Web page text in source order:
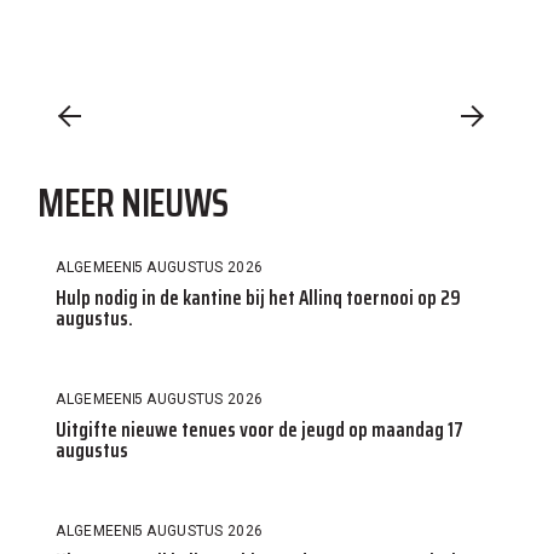
MEER NIEUWS
ALGEMEEN5 AUGUSTUS 2026
Hulp nodig in de kantine bij het Allinq toernooi op 29
augustus.
ALGEMEEN5 AUGUSTUS 2026
Uitgifte nieuwe tenues voor de jeugd op maandag 17
augustus
ALGEMEEN5 AUGUSTUS 2026